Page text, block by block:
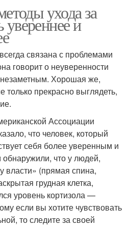
ухода за
увереннее и
связана с проблемами
говорит о неуверенности
незаметным. Хорошая же,
только прекрасно выглядеть,
Ассоциации
что человек, который
себя более уверенным и
что у людей,
власти» (прямая спина,
грудная клетка,
уровень кортизола —
если вы хотите чувствовать
то следите за своей